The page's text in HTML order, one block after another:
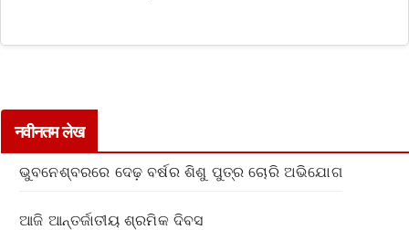
नवीनतम लेख
ଭୁବନେଶ୍ବରରେ ଦେଢ଼ ବର୍ଷର ଶିଶୁ ପୁତ୍ର ଚୋରି ଅଭିଯୋଗ
ଆଜି ଆନ୍ତର୍ଜାତୀୟ ଶ୍ରମିକ ଦିବସ